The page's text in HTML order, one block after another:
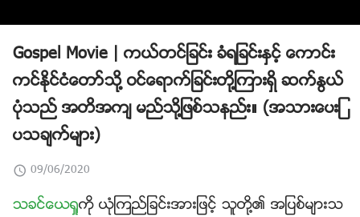
Gospel Movie | ကယ္တင္ျခင္း ခံရျခင္းႏွင့္ ေကာင္း
ကင္ႏိုင္ငံေတာ္သို႔ ဝင္ေရာက္ျခင္းတို႔ၾကားရွိ ဆက္ႏြယ္
ပုံသည္ အတိအက် မည္သို႔ျဖစ္သနည္း။ (အသားေပးျ
ပသခ်က္မ်ား)
09/06/2020
သခင္ေယရႈကို ယုံၾကည္ျခင္းအားျဖင့္ သူတို႔၏ အျပစ္မ်ားသ